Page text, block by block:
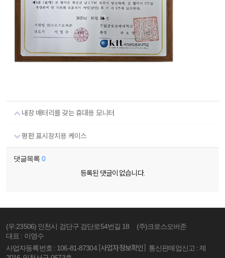
내장 배터리를 갖는 휴대용 모니터
평판 표시장치용 케이스
댓글목록 0
등록된 댓글이 없습니다.
(우:23506) 인천시 검단구 검단로54번길 18
(주)크로스오버존
대표 : 이영수
사업자등록번호 : 106-81-87304[사업자정보확인] 통신판매업신고 : 제